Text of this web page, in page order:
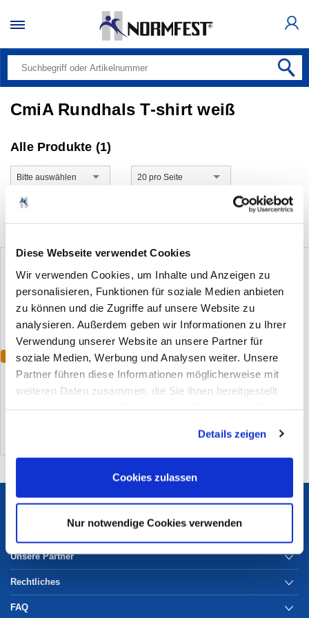
Diese Webseite verwendet Cookies
Wir verwenden Cookies, um Inhalte und Anzeigen zu
personalisieren, Funktionen für soziale Medien anbieten
zu können und die Zugriffe auf unsere Website zu
analysieren. Außerdem geben wir Informationen zu Ihrer
Verwendung unserer Website an unsere Partner für
soziale Medien, Werbung und Analysen weiter. Unsere
Partner führen diese Informationen möglicherweise mit
weiteren Daten zusammen, die Sie ihnen bereitgestellt
Cookies, wenn Sie unsere Webseite weiterhin nutzen.
Details zeigen
Cookies zulassen
Nur notwendige Cookies verwenden
CmiA Rundhals T-shirt weiß
Alle Produkte (1)
Bitte auswählen 20 pro Seite
Varianten
CmiA Rundhals T-shirt weiß
(0)
Services
Unsere Partner
Rechtliches
FAQ